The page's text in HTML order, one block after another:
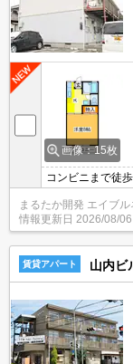
画像：15枚
コンビニまで徒
１１分程です☆通
で５分程なので
らしにちょうど
ルライフをサポ
コストも軽減☆
まるたか開発 エイブ
情報更新日 2026/08/06
賃貸アパート 山内ビ